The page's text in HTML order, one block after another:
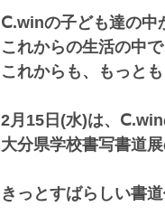
Ⅽ.winの子ども達の中
これからの生活の中
これからも、もっと
2月15日(水)は、Ⅽ.win
大分県学校書写書道
きっとすばらしい書